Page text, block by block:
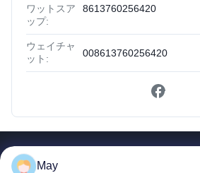
ワットスア
ップ:
8613760256420
ウェイチャ
ット:
008613760256420
May